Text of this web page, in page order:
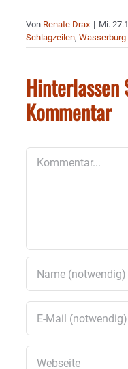
Von Renate Drax | Mi.
Schlagzeilen,Wasserburg
Hinterlassen
Kommentar